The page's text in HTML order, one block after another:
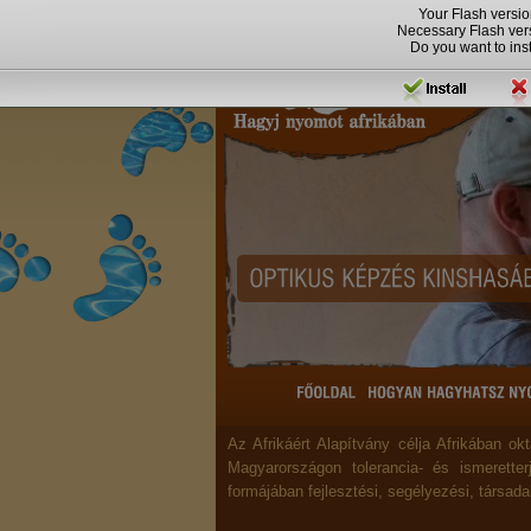
Az Afrikáért Alapítvány célja Afrikában
Magyarországon tolerancia- és
formájában fejlesztési, segélyezési,
Your Flash
Necessary Flash
Do you want to